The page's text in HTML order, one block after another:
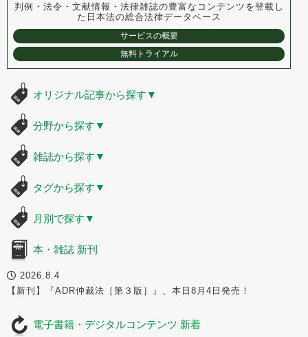
判例・法令・文献情報・法律雑誌の豊富なコンテンツを登載し
た 日本法の総合法律データベース
サービスの概要
無料トライアル
オリジナル記事から探す ▼
分野から探す ▼
雑誌から探す ▼
タグから探す ▼
月別で探す ▼
本・雑誌 新刊
2026.8.4
【新刊】『ADR仲裁法［第３版］』、本日8月4日発売！
電子書籍・デジタルコンテンツ 新着